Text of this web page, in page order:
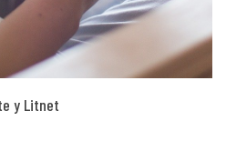
y Litnet